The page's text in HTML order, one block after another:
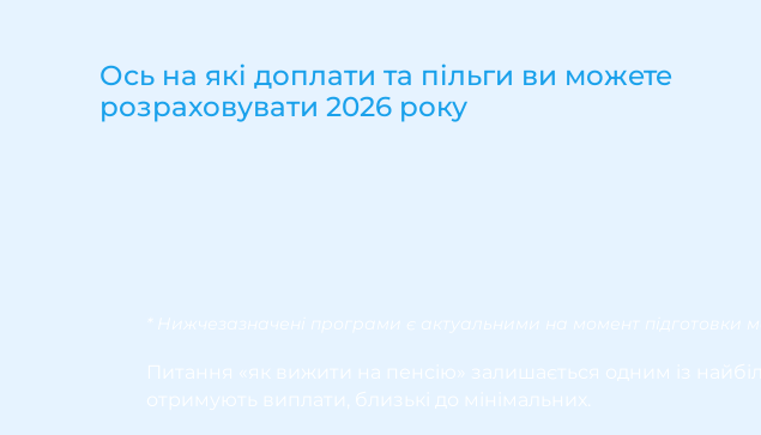
Ось на які доплати та пільги ви можете
розраховувати 2026 року
* Нижчезазначені програми є актуальними на момент підготовки
Питання «як вижити на пенсію» залишається одним із
отримують виплати, близькі до мінімальних.